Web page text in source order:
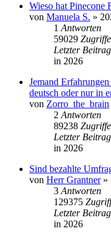
Wieso hat Pinecone
von Manuela S. »
1 Antworten
59029 Zugriffe
Letzter Beitrag
in 2026
Jemand
deutsch oder nur in
von Zorro_the_brain
2 Antworten
89238 Zugriffe
Letzter Beitrag
in 2026
Sind bezahlte
von Herr Grantner»
3 Antworten
129375
Letzter Beitrag
in 2026